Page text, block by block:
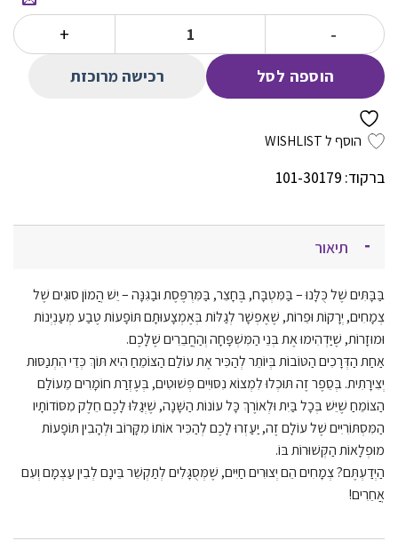
היה: הוא:
39.00 ₪. כמות של נסו את זה בבית מעולם הצומח
הוספה לסל רכישה מרוכזת
הוסף ל WISHLIST
ברקוד: 101-30179
תיאור
בַּבָּתִּים שֶׁל כֻּלָּנוּ – בַּמִּטְבָּח, בֶּחָצֵר, בַּמִּרְפֶּסֶת וּבַגִּנָּה – יֵשׁ הֲמוֹן סוּגִים שֶׁל
צְמָחִים, יְרָקוֹת וּפֵרוֹת, שֶׁאֶפְשָׁר לְגַלּוֹת בְּאֶמְצָעוּתָם תּוֹפָעוֹת טֶבַע מְעַנְיְנוֹת
וּמוּזָרוֹת, שֶׁיַּדְהִימוּ אֶת בְּנֵי הַמִּשְׁפָּחָה וְהַחֲבֵרִים שֶׁלָּכֶם.
אַחַת הַדְּרָכִים הַטּוֹבוֹת בְּיוֹתֵר לְהַכִּיר אֶת עוֹלַם הַצּוֹמֵחַ הִיא תּוֹךְ כְּדֵי הִתְנַסּוּת
יְצִירָתִית. בְּסֵפֶר זֶה תּוּכְלוּ לִמְצוֹא נִסּוּיִים פְּשׁוּטִים, בְּעֶזְרַת חוֹמָרִים מֵעוֹלַם
הַצּוֹמֵחַ שֶׁיֵּשׁ בְּכָל בַּיִת וּלְאוֹרֶךְ כָּל עוֹנוֹת הַשָּׁנָה, שֶׁיְּגַלּוּ לָכֶם חֵלֶק מִסּוֹדוֹתָיו
הַמִּסְתּוֹרִיִּים שֶׁל עוֹלָם זֶה, יַעַזְרוּ לָכֶם לְהַכִּיר אוֹתוֹ מִקָּרוֹב וּלְהָבִין תּוֹפָעוֹת
מוּפְלָאוֹת הַקְּשׁוּרוֹת בּוֹ.
הַיְדַעְתֶּם? צְמָחִים הֵם יְצוּרִים חַיִּים, שֶׁמְּסֻגָּלִים לְתַקְשֵׁר בֵּינָם לְבֵין עַצְמָם וְעִם
אֲחֵרִים!